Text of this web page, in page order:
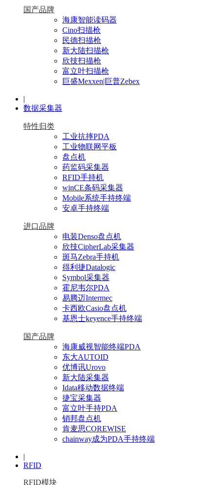
国产品牌
海康智能读码器
Cino扫描枪
民德扫描枪
新大陆扫描枪
欣技扫描枪
富立叶扫描枪
巨盛Mexxen|巨普Zebex
|
数据采集器
特性归类
工业抗摔PDA
工业物联网平板
盘点机
药监码采集器
RFID手持机
winCE条码采集器
Mobile系统手持终端
安卓手持终端
进口品牌
电装Denso盘点机
欣技CipherLab采集器
斑马Zebra手持机
得利捷Datalogic
Symbol采集器
霍尼韦尔PDA
易腾迈Intermec
卡西欧Casio盘点机
基恩士keyence手持终端
国产品牌
海康威视智能终端PDA
东大AUTOID
优博讯Urovo
新大陆采集器
Idata移动数据终端
捷宝采集器
富立叶手持PDA
销邦盘点机
肯麦思COREWISE
chainway成为PDA手持终端
|
RFID
RFID模块